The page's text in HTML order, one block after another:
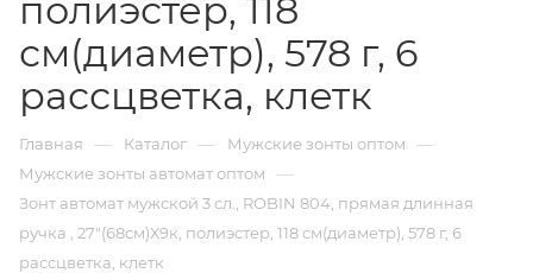
полиэстер, 118
см(диаметр), 578 г, 6
рассцветка, клетк
Главная — Каталог — Мужские зонты оптом —
Мужские зонты автомат оптом —
Зонт автомат мужской 3 сл., ROBIN 804, прямая длинная
ручка , 27"(68см)Х9к, полиэстер, 118 см(диаметр), 578 г, 6
рассцветка, клетк